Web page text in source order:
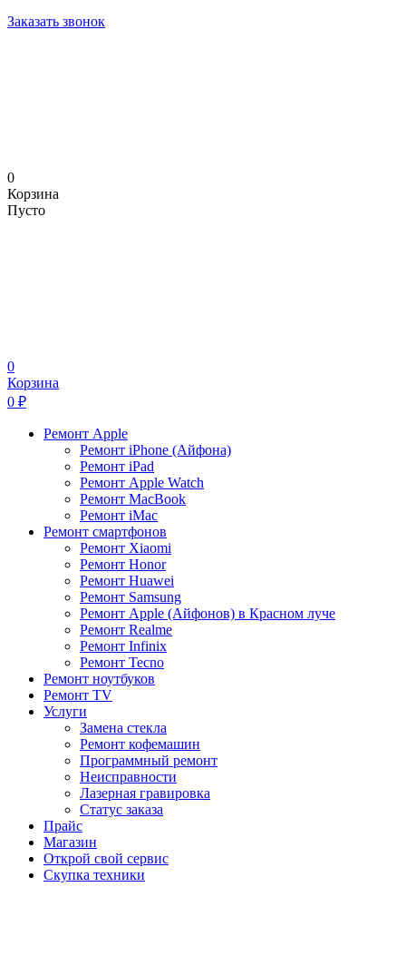
Заказать звонок
0
Корзина
Пусто
0
Корзина
0 ₽
Ремонт Apple
Ремонт iPhone (Айфона)
Ремонт iPad
Ремонт Apple Watch
Ремонт MacBook
Ремонт iMac
Ремонт смартфонов
Ремонт Xiaomi
Ремонт Honor
Ремонт Huawei
Ремонт Samsung
Ремонт Apple (Айфонов) в Красном луче
Ремонт Realme
Ремонт Infinix
Ремонт Tecno
Ремонт ноутбуков
Ремонт TV
Услуги
Замена стекла
Ремонт кофемашин
Программный ремонт
Неисправности
Лазерная гравировка
Статус заказа
Прайс
Магазин
Открой свой сервис
Скупка техники